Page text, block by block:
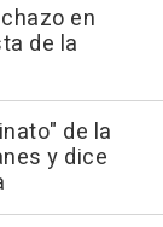
en
de la
de la
y dice